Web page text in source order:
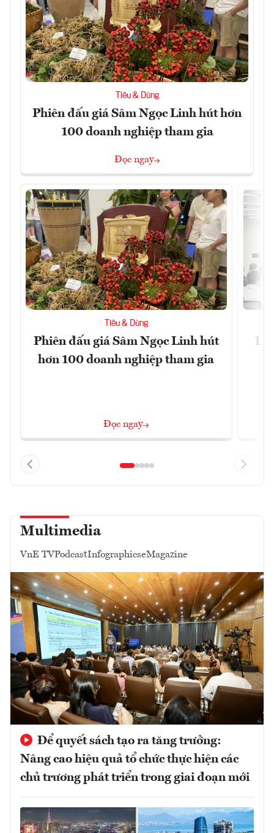
Tiêu & Dùng
Phiên đấu giá Sâm Ngọc Linh hút hơn
100 doanh nghiệp tham gia
Đọc ngay
Tiêu & Dùng
Phiên đấu giá Sâm Ngọc Linh hút
hơn 100 doanh nghiệp tham gia
Đọc ngay
Multimedia
VnE TVPodcastInfographicseMagazine
Để quyết sách tạo ra tăng trưởng:
Nâng cao hiệu quả tổ chức thực hiện các
chủ trương phát triển trong giai đoạn mới